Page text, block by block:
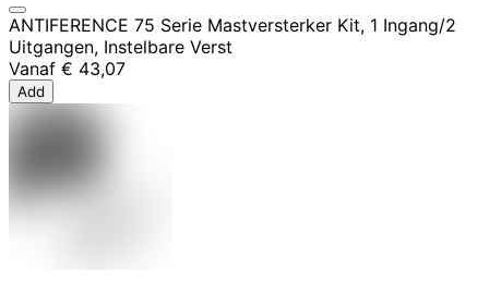
ANTIFERENCE 75 Serie Mastversterker Kit, 1 Ingang/2
Uitgangen, Instelbare Verst
Vanaf € 43,07
Add